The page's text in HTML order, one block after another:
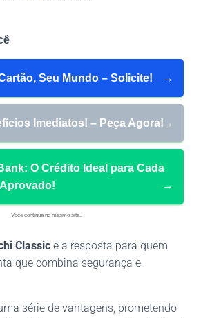
Seu Mundo – Solicite! →
Imediatos! – Peça Agora!→
O Crédito Ideal para Cada
→
Você continua no mesmo site..
Classic é a resposta para quem
que combina segurança e
série de vantagens, prometendo